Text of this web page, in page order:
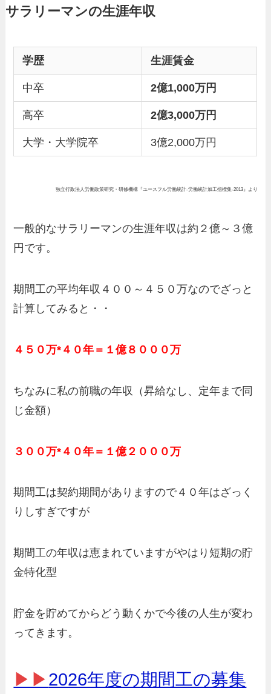
サラリーマンの生涯年収
学歴 生涯賃金
中卒 2億1,000万円
高卒 2億3,000万円
大学・大学院卒 3億2,000万円
独立行政法人労働政策研究・研修機構『ユースフル労働統計-労働統計加工指標集-2013』より
一般的なサラリーマンの生涯年収は約２億～３億
円です。
期間工の平均年収４００～４５０万なのでざっと
計算してみると・・
４５０万*４０年＝１億８０００万
ちなみに私の前職の年収（昇給なし、定年まで同
じ金額）
３００万*４０年＝１億２０００万
期間工は契約期間がありますので４０年はざっく
りしすぎですが
期間工の年収は恵まれていますがやはり短期の貯
金特化型
貯金を貯めてからどう動くかで今後の人生が変わ
ってきます。
▶▶2026年度の期間工の募集